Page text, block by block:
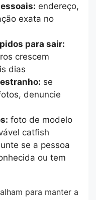
endereço,
exata no
para sair:
crescem
dias
se
denuncie
foto de modelo
catfish
se a pessoa
ou tem
para manter a